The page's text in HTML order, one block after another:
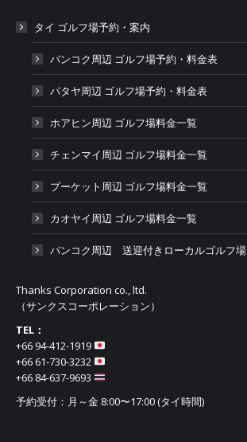
タイ ゴルフ場予約・案内
バンコク周辺 ゴルフ場予約・料金表
パタヤ周辺 ゴルフ場予約・料金表
ホアヒン周辺 ゴルフ場料金一覧
チェンマイ周辺 ゴルフ場料金一覧
プーケット周辺 ゴルフ場料金一覧
カオヤイ周辺 ゴルフ場料金一覧
バンコク周辺 送迎付きローカルゴルフ場
Thanks Corporation co., ltd.
（サンクスコーポレーション）
TEL：
+66 94-412-1919​
+66 61-730-3232
+66 84-637-9693
予約受付：月～金 8:00〜17:00 (タイ時間)